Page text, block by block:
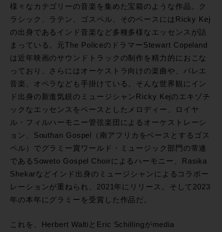
様々なカテゴリーの音楽を集めた宝箱のような作品。ク
ラシック、ラテン、ゴスペル、そのベースにはRicky Kej
の出身であるインド音楽など多種多様なエッセンスが詰
まっている。元The PoliceのドラマーStewart Copeland
は近年映画のサウンドトラックの制作を精力的におこな
っており、さらにはオーケストラ向けの楽曲や、バレエ
音楽、オペラなども手掛けている。そんな世界観にイン
ド出身の新進気鋭のミュージシャンRicky Kejのエキゾチ
ックなエッセンスをベースとしたメロディー、ロイヤ
ル・フィルハーモニー管弦楽団によるオーケストレーシ
ョン、Southan Gospel（南アフリカをベースとするゴス
ペル）でグラミー賞ワールド・ミュージック部門の常連
であるSoweto Gospel Choirによるハーモニー、Rasika
Shekarなどインド出身のミュージシャンによるコラボー
レーションが重ねられ、2021年にリリース。そして2023
年の本年にグラミーを受賞した作品だ。
これを、Herbert WaltiとEric Schillingがmedia